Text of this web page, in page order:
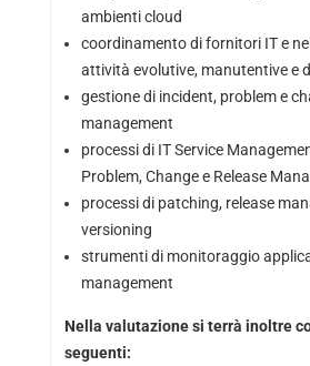
ambienti cloud
coordinamento di fornitori IT e
attività evolutive, manutentive e
gestione di incident, problem e
management
processi di IT Service
Problem, Change e Release
processi di patching, release
versioning
strumenti di monitoraggio
management
Nella valutazione si terrà inoltre
seguenti: